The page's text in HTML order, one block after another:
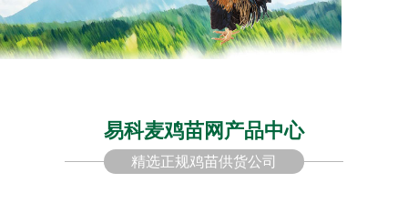
易科麦鸡苗网产品中心
精选正规鸡苗供货公司